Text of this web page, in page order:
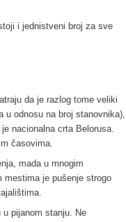
i jednistveni broj za sve
da je razlog tome veliki
u odnosu na broj stanovnika),
nacionalna crta Belorusa.
časovima.
mada u mnogim
mestima je pušenje strogo
pijanom stanju. Ne